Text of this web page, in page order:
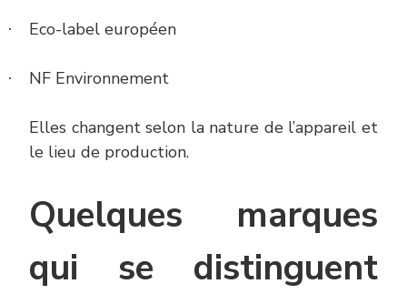
· Eco-label européen
· NF Environnement
Elles changent selon la nature de l’appareil et
le lieu de production.
Quelques marques
qui se distinguent